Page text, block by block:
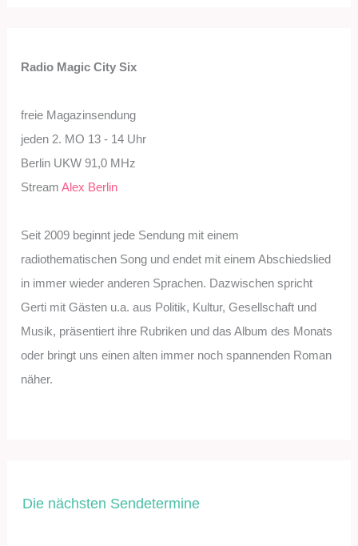
Radio Magic City Six
freie Magazinsendung
jeden 2. MO 13 - 14 Uhr
Berlin UKW 91,0 MHz
StreamAlex Berlin
Seit 2009 beginnt jede Sendung mit einem
radiothematischen Song und endet mit einem Abschiedslied
in immer wieder anderen Sprachen. Dazwischen spricht
Gerti mit Gästen u.a. aus Politik, Kultur, Gesellschaft und
Musik, präsentiert ihre Rubriken und das Album des Monats
oder bringt uns einen alten immer noch spannenden Roman
näher.
Die nächsten Sendetermine